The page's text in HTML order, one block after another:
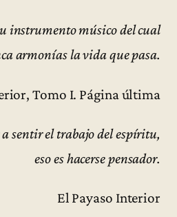
instrumento músico del cual
armonías la vida que pasa.
Tomo I. Página última
sentir el trabajo del espíritu,
eso es hacerse pensador.
El Payaso Interior